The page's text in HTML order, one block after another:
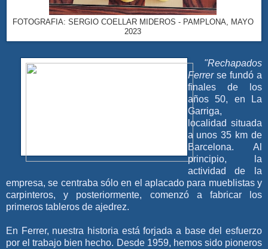
FOTOGRAFIA: SERGIO COELLAR MIDEROS - PAMPLONA, MAYO
2023
"Rechapados
Ferrerse fundó a
finales de los
años 50, en La
Garriga,
localidad situada
a unos 35 km de
Barcelona. Al
principio, la
actividad de la
empresa, se centraba sólo en el aplacado para mueblistas y
carpinteros, y posteriormente, comenzó a fabricar los
primeros tableros de ajedrez.
En Ferrer, nuestra historia está forjada a base del esfuerzo
por el trabajo bien hecho. Desde 1959, hemos sido pioneros